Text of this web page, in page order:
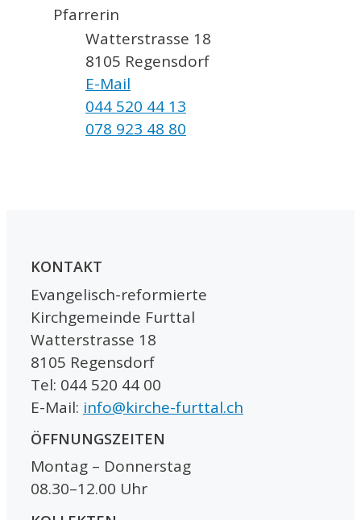
Pfarrerin
Watterstrasse 18
8105 Regensdorf
E-Mail
044 520 44 13
078 923 48 80
KONTAKT
Evangelisch-reformierte
Kirchgemeinde Furttal
Watterstrasse 18
8105 Regensdorf
Tel: 044 520 44 00
E-Mail: info@kirche-furttal.ch
ÖFFNUNGSZEITEN
Montag – Donnerstag
08.30–12.00 Uhr